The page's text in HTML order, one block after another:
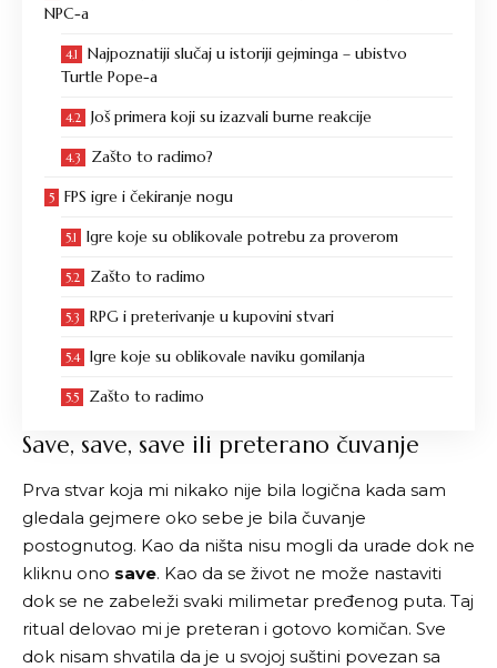
NPC-a
Najpoznatiji slučaj u istoriji gejminga – ubistvo
Turtle Pope-a
Još primera koji su izazvali burne reakcije
Zašto to radimo?
FPS igre i čekiranje nogu
Igre koje su oblikovale potrebu za proverom
Zašto to radimo
RPG i preterivanje u kupovini stvari
Igre koje su oblikovale naviku gomilanja
Zašto to radimo
Save, save, save ili preterano čuvanje
Prva stvar koja mi nikako nije bila logična kada sam
gledala gejmere oko sebe je bila čuvanje
postognutog. Kao da ništa nisu mogli da urade dok ne
kliknu ono save. Kao da se život ne može nastaviti
dok se ne zabeleži svaki milimetar pređenog puta. Taj
ritual delovao mi je preteran i gotovo komičan. Sve
dok nisam shvatila da je u svojoj suštini povezan sa